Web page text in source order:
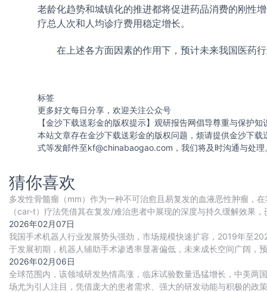
老龄化趋势和城镇化的推进都将促进药品消费的刚性
疗总人次和人均诊疗费用稳定增长。
在上述各方面因素的作用下，预计未来我国医药
标签
更多好文每日分享，欢迎关注公众号
【金沙下载送彩金的版权提示】观研报告网倡导尊重与保护
本站文章存在金沙下载送彩金的版权问题，烦请提供金沙下
式等发邮件至kf@chinabaogao.com ，我们将及时沟通与处理
猜你喜欢
多发性骨髓瘤（mm）作为一种不可治愈且易复发的血液恶性肿瘤，
（car-t）疗法凭借其在复发/难治患者中展现的深度与持久缓解效果
2026年02月07日
我国手术机器人行业发展势头强劲，市场规模快速扩容，2019年至
于发展初期，机器人辅助手术渗透率显著偏低，未来成长空间广阔
2026年02月06日
全球范围内，该领域研发热情高涨，临床试验数量迅猛增长，中美两
场尤为引人注目，凭借庞大的患者需求、强大的研发动能与积极的政